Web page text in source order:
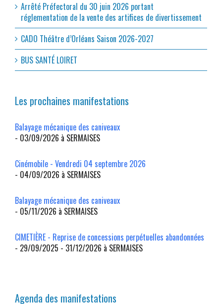
Arrêté Préfectoral du 30 juin 2026 portant
réglementation de la vente des artifices de divertissement
CADO Théâtre d’Orléans Saison 2026-2027
BUS SANTÉ LOIRET
Les prochaines manifestations
Balayage mécanique des caniveaux
- 03/09/2026 à SERMAISES
Cinémobile - Vendredi 04 septembre 2026
- 04/09/2026 à SERMAISES
Balayage mécanique des caniveaux
- 05/11/2026 à SERMAISES
CIMETIÈRE - Reprise de concessions perpétuelles abandonnées
- 29/09/2025 - 31/12/2026 à SERMAISES
Agenda des manifestations